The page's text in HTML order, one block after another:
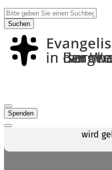
Suchen
Spenden